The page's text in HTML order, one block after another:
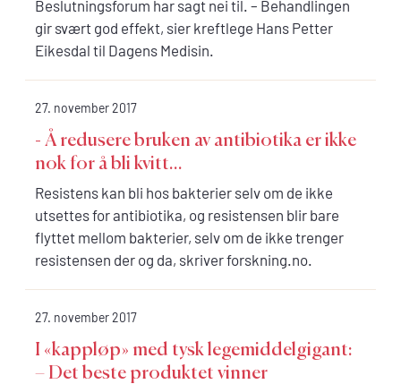
Beslutningsforum har sagt nei til. – Behandlingen
gir svært god effekt, sier kreftlege Hans Petter
Eikesdal til Dagens Medisin.
27. november 2017
- Å redusere bruken av antibiotika er ikke
nok for å bli kvitt...
Resistens kan bli hos bakterier selv om de ikke
utsettes for antibiotika, og resistensen blir bare
flyttet mellom bakterier, selv om de ikke trenger
resistensen der og da, skriver forskning.no.
27. november 2017
I «kappløp» med tysk legemiddelgigant:
– Det beste produktet vinner